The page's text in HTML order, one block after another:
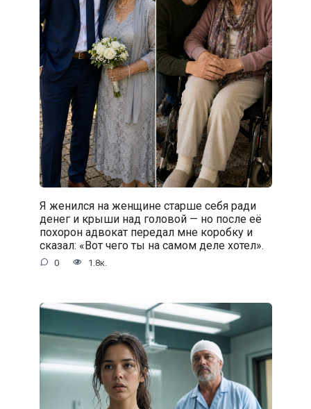
Я женился на женщине старше себя ради
денег и крыши над головой — но после её
похорон адвокат передал мне коробку и
сказал: «Вот чего ты на самом деле хотел».
0 1.8к.